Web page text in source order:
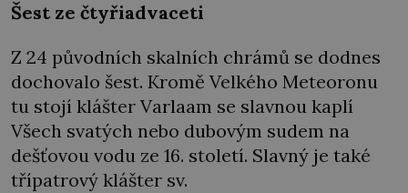
Šest ze čtyřiadvaceti
Z 24 původních skalních chrámů se dodnes
dochovalo šest. Kromě Velkého Meteoronu
tu stojí klášter Varlaam se slavnou kaplí
Všech svatých nebo dubovým sudem na
dešťovou vodu ze 16. století. Slavný je také
třípatrový klášter sv.